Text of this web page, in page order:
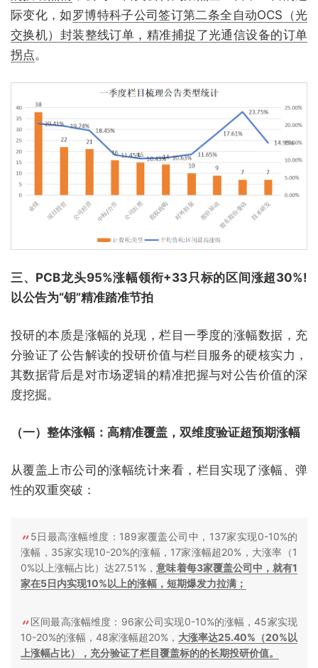
际变化，如罗博特科子公司签订第二条全自动OCS（光
交换机）封装整线订单，精准捕捉了光通信设备的订单
拐点。
三、PCB龙头95%涨幅领衔+33只标的区间涨超30%!
以公告为“钥”精准踏准节拍
投研的本质是涨幅的兑现，栏目一季度的涨幅数据，充
分验证了公告解读的投研价值与栏目服务的硬核实力，
其数据背后是对市场逻辑的精准把握与对公告价值的深
度挖掘。
（一）整体涨幅：高精准覆盖，双维度验证超预期涨幅
从覆盖上市公司的涨幅统计来看，栏目实现了涨幅、弹
性的双重突破：
5日最高涨幅维度：189家覆盖公司中，137家实现0-10%的
涨幅，35家实现10-20%的涨幅，17家涨幅超20%，大涨率（1
0%以上涨幅占比）达27.51%，意味着每3家覆盖公司中，就有1
家在5日内实现10%以上的涨幅，短期爆发力拉满；
区间最高涨幅维度：96家公司实现0-10%的涨幅，45家实现
10-20%的涨幅，48家涨幅超20%， 大涨率达25.40%（20%以
上涨幅占比），充分验证了栏目覆盖标的的长期投研价值。